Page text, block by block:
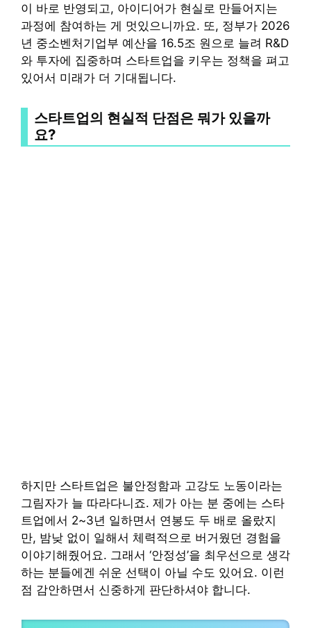
이 바로 반영되고, 아이디어가 현실로 만들어지는
과정에 참여하는 게 멋있으니까요. 또, 정부가 2026
년 중소벤처기업부 예산을 16.5조 원으로 늘려 R&D
와 투자에 집중하며 스타트업을 키우는 정책을 펴고
있어서 미래가 더 기대됩니다.
스타트업의 현실적 단점은 뭐가 있을까
요?
하지만 스타트업은 불안정함과 고강도 노동이라는
그림자가 늘 따라다니죠. 제가 아는 분 중에는 스타
트업에서 2~3년 일하면서 연봉도 두 배로 올랐지
만, 밤낮 없이 일해서 체력적으로 버거웠던 경험을
이야기해줬어요. 그래서 ‘안정성’을 최우선으로 생각
하는 분들에겐 쉬운 선택이 아닐 수도 있어요. 이런
점 감안하면서 신중하게 판단하셔야 합니다.